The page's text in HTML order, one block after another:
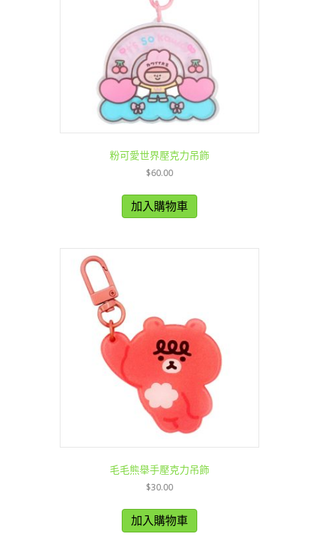
粉可愛世界壓克力吊飾
$60.00
加入購物車
毛毛熊舉手壓克力吊飾
$30.00
加入購物車